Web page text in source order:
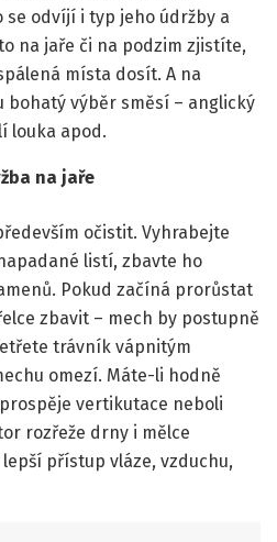
se odvíjí i typ jeho údržby a
na jaře či na podzim zjistíte,
místa dosít. A na
bohatý výběr směsí – anglický
louka apod.
na jaře
očistit. Vyhrabejte
listí, zbavte ho
Pokud začíná prorůstat
zbavit – mech by postupně
trávník vápnitým
omezí. Máte-li hodně
vertikutace neboli
rozřeže drny i mělce
přístup vláze, vzduchu,